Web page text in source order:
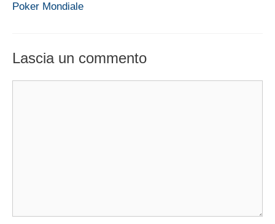
Poker Mondiale
Lascia un commento